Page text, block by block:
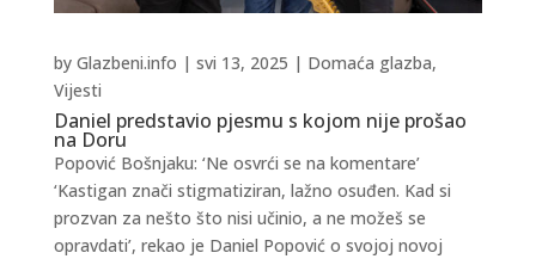
Daniel predstavio pjesmu s kojom nije prošao
na Doru
by Glazbeni.info | svi 13, 2025 | Domaća glazba,
Vijesti
Popović Bošnjaku: ‘Ne osvrći se na komentare’
‘Kastigan znači stigmatiziran, lažno osuđen. Kad si
prozvan za nešto što nisi učinio, a ne možeš se
opravdati’, rekao je Daniel Popović o svojoj novoj